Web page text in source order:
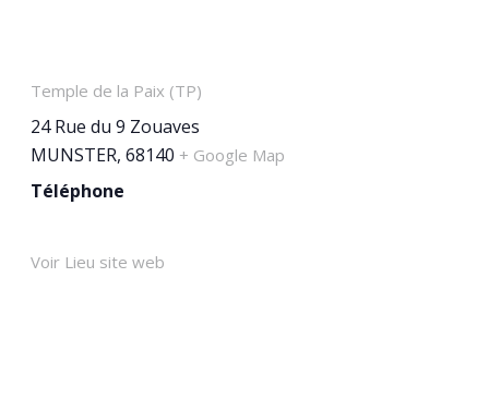
Temple de la Paix (TP)
24 Rue du 9 Zouaves
MUNSTER, 68140 + Google Map
Téléphone
Voir Lieu site web